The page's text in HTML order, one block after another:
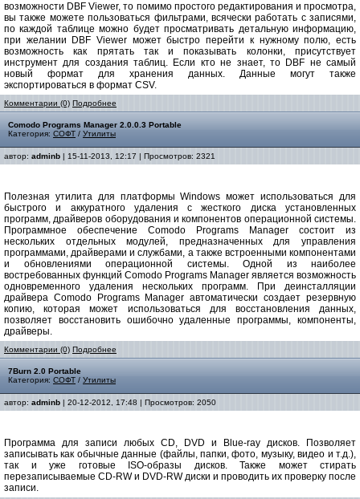
возможности DBF Viewer, то помимо простого редактирования и просмотра,
вы также можете пользоваться фильтрами, всячески работать с записями,
по каждой таблице можно будет просматривать детальную информацию,
при желании DBF Viewer может быстро перейти к нужному полю, есть
возможность как прятать так и показывать колонки, присутствует
инструмент для создания таблиц. Если кто не знает, то DBF не самый
новый формат для хранения данных. Данные могут также
экспортироваться в формат CSV.
Комментарии (0) Подробнее
Comodo Programs Manager 2.0.0.3 Portable
Категория: СОФТ / Утилиты
автор: adminb | 15-11-2013, 12:17 | Просмотров: 2321
Полезная утилита для платформы Windows может использоваться для
быстрого и аккуратного удаления с жесткого диска установленных
программ, драйверов оборудования и компонентов операционной системы.
Программное обеспечение Comodo Programs Manager состоит из
нескольких отдельных модулей, предназначенных для управления
программами, драйверами и службами, а также встроенными компонентами
и обновлениями операционной системы. Одной из наиболее
востребованных функций Comodo Programs Manager является возможность
одновременного удаления нескольких программ. При деинсталляции
драйвера Comodo Programs Manager автоматически создает резервную
копию, которая может использоваться для восстановления данных,
позволяет восстановить ошибочно удаленные программы, компоненты,
драйверы.
Комментарии (0) Подробнее
7Burn 2.0 Portable
Категория: СОФТ / Утилиты
автор: adminb | 20-12-2012, 17:48 | Просмотров: 2050
Программа для записи любых CD, DVD и Blue-ray дисков. Позволяет
записывать как обычные данные (файлы, папки, фото, музыку, видео и т.д.),
так и уже готовые ISO-образы дисков. Также может стирать
перезаписываемые CD-RW и DVD-RW диски и проводить их проверку после
записи.